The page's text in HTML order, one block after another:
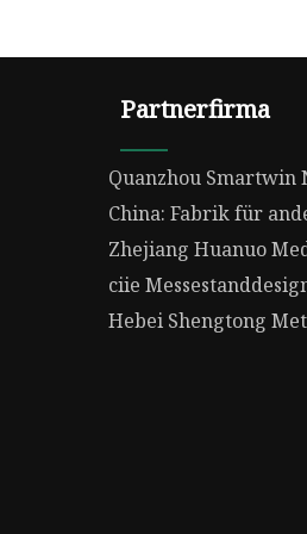
Partnerfirma
Quanzhou Smartwin
China: Fabrik für
Zhejiang Huanuo
ciie
Hebei Shengtong